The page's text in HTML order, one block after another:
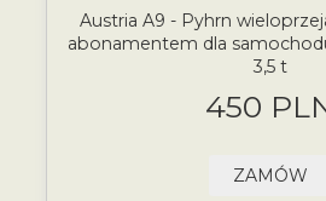
Austria A9 - Pyhrn
abonamentem dla
3,5 t
450
ZAMÓW